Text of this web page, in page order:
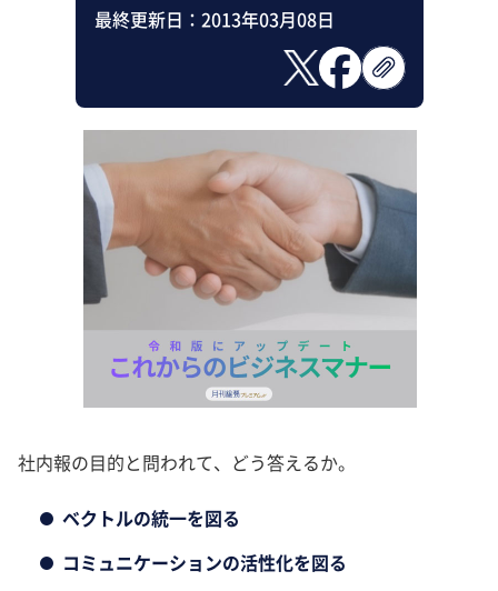
最終更新日： 2013年03月08日
社内報の目的と問われて、どう答えるか。
ベクトルの統一を図る
コミュニケーションの活性化を図る